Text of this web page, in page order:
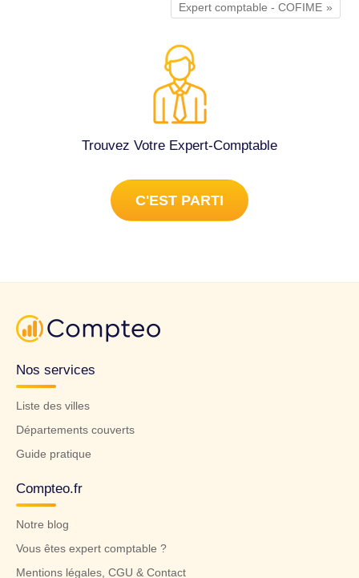
Expert comptable - COFIME
Trouvez Votre Expert-Comptable
C'EST PARTI
Nos services
Liste des villes
Départements couverts
Guide pratique
Compteo.fr
Notre blog
Vous êtes expert comptable ?
Mentions légales, CGU & Contact